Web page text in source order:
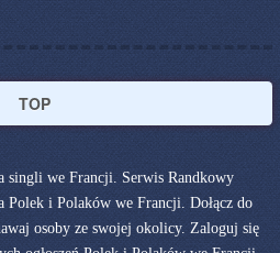
TOP
singli we Francji. Serwis Randkowy
Polek i Polaków we Francji. Dołącz do
osoby ze swojej okolicy. Zaloguj się